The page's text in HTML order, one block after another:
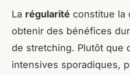
La régularité constitue la
obtenir des bénéfices
de stretching. Plutôt que
intensives sporadiques,